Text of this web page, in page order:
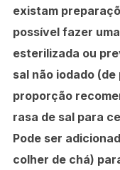
existam
possível fazer
esterilizada ou
sal não iodado
proporção
rasa de sal para
Pode ser
colher de chá)